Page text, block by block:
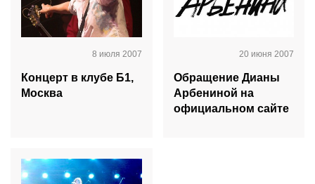
8 июля 2007
Концерт в клубе Б1,
Москва
20 июня 2007
Обращение Дианы
Арбениной на
официальном сайте